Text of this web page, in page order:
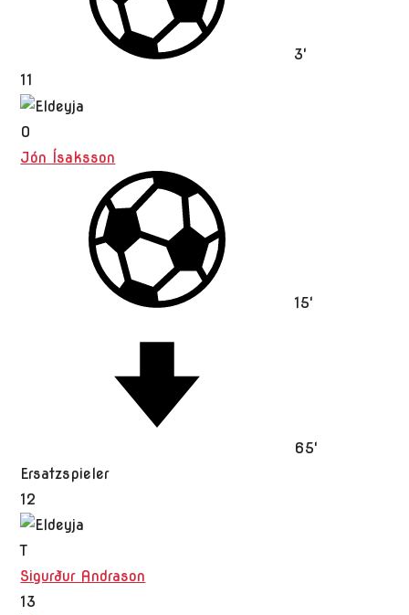
3'
11
O
Jón Ísaksson
15'
65'
Ersatzspieler
12
T
Sigurður Andrason
13